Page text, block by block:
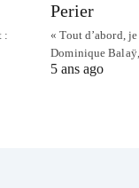
:
Perier
« Tout d’abord,
Dominique
5 ans ago